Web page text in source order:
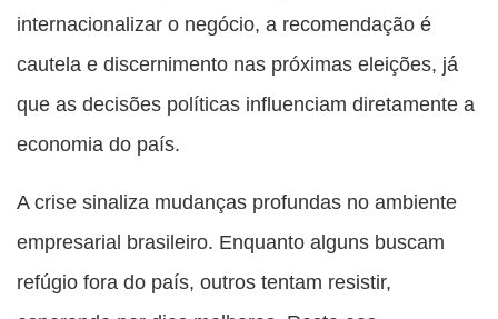
internacionalizar o negócio, a recomendação é
cautela e discernimento nas próximas eleições, já
que as decisões políticas influenciam diretamente a
economia do país.
A crise sinaliza mudanças profundas no ambiente
empresarial brasileiro. Enquanto alguns buscam
refúgio fora do país, outros tentam resistir,